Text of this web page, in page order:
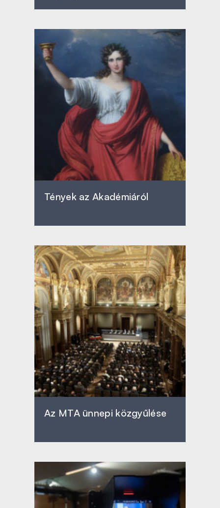
Tények az Akadémiáról
Az MTA ünnepi közgyűlése